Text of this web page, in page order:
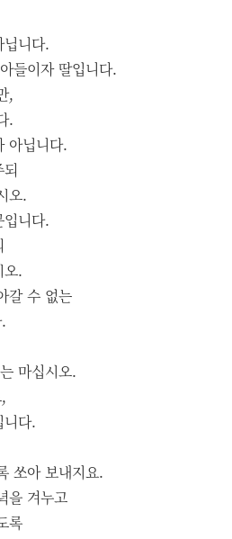
니다.
들이자 딸입니다.
,
.
아닙니다.
오.
니다.
오.
갈 수 없는
마십시오.
니다.
쏘아 보내지요.
을 겨누고
록